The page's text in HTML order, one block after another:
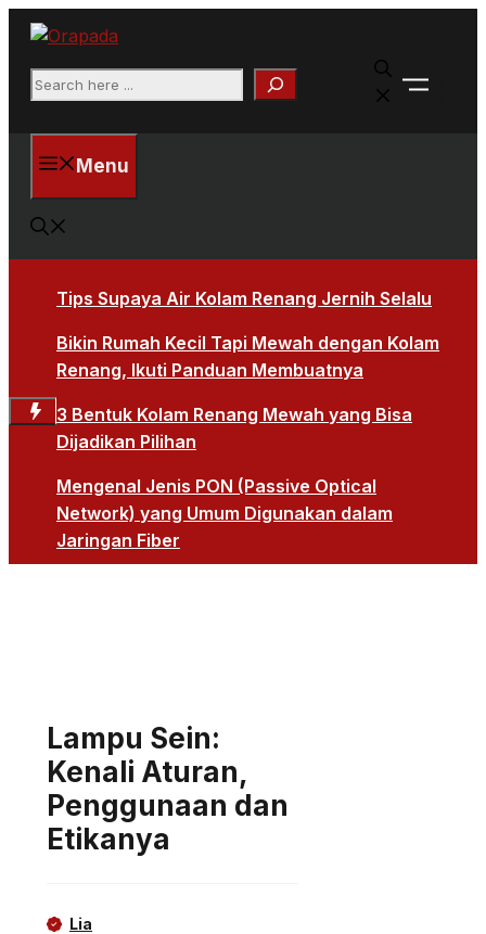
Langsung
Search
X
Menu
Tips Supaya Air Kolam Renang Jernih Selalu
Bikin Rumah Kecil Tapi Mewah dengan Kolam
Renang, Ikuti Panduan Membuatnya
3 Bentuk Kolam Renang Mewah yang Bisa
Dijadikan Pilihan
Mengenal Jenis PON (Passive Optical
Network) yang Umum Digunakan dalam
Jaringan Fiber
Lampu Sein:
Kenali Aturan,
Penggunaan dan
Etikanya
Lia